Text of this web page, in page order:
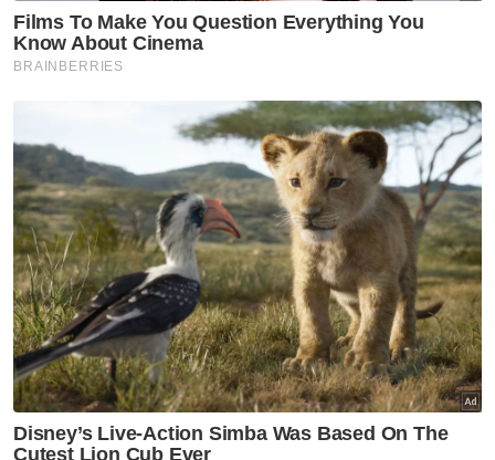
Keselamatan
Pendidikan
Berita Paling Hangat
Artikel Disyorkan